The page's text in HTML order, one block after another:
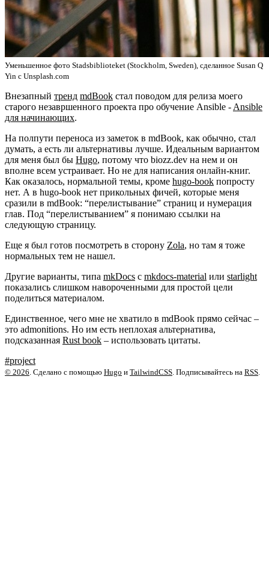
Уменьшенное фото Stadsbiblioteket (Stockholm, Sweden), сделанное Susan Q
Yin с Unsplash.com
Внезапный тренд mdBook стал поводом для релиза моего
старого незавршенного проекта про обучение Ansible - Ansible
для начинающих.
На полпути переноса из заметок в mdBook, как обычно, стал
думать, а есть ли альтернативы лучше. Идеальным вариантом
для меня был бы Hugo, потому что biozz.dev на нем и он
вполне всем устраивает. Но не для написания онлайн-книг.
Как оказалось, нормальной темы, кроме hugo-book попросту
нет. А в hugo-book нет прикольных фичей, которые меня
сразили в mdBook: “перелистывание” страниц и нумерация
глав. Под “перелистыванием” я понимаю ссылки на
следующую страницу.
Еще я был готов посмотреть в сторону Zola, но там я тоже
нормальных тем не нашел.
Другие варианты, типа mkDocs с mkdocs-material или starlight
показались слишком навороченными для простой цели
поделиться материалом.
Единственное, чего мне не хватило в mdBook прямо сейчас –
это admonitions. Но им есть неплохая альтернатива,
подсказанная Rust book – использовать цитаты.
#project
© 2026. Сделано с помощью Hugo и TailwindCSS. Подписывайтесь на RSS.